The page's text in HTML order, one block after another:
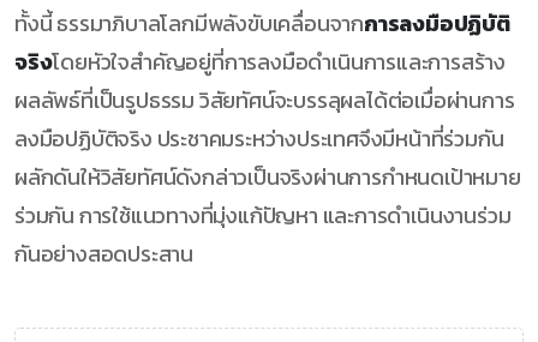
ทั้งนี้ ธรรมาภิบาลโลกมีพลังขับเคลื่อนจากการลงมือปฏิบัติ
จริงโดยหัวใจสำคัญอยู่ที่การลงมือดำเนินการและการสร้าง
ผลลัพธ์ที่เป็นรูปธรรม วิสัยทัศน์จะบรรลุผลได้ต่อเมื่อผ่านการ
ลงมือปฏิบัติจริง ประชาคมระหว่างประเทศจึงมีหน้าที่ร่วมกัน
ผลักดันให้วิสัยทัศน์ดังกล่าวเป็นจริงผ่านการกำหนดเป้าหมาย
ร่วมกัน การใช้แนวทางที่มุ่งแก้ปัญหา และการดำเนินงานร่วม
กันอย่างสอดประสาน